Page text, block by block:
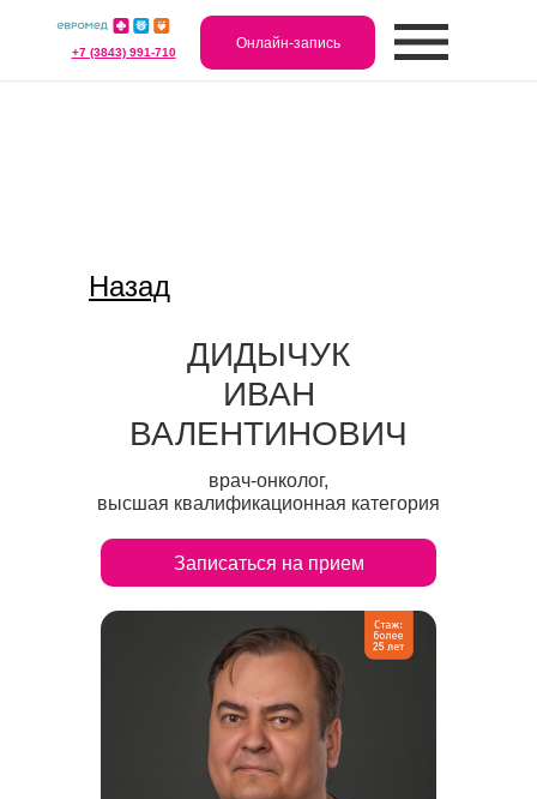
+7 (3843) 991-710
Онлайн-запись
ДИДЫЧУК
ИВАН
ВАЛЕНТИНОВИЧ
Назад
врач-онколог,
высшая квалификационная категория
Записаться на прием